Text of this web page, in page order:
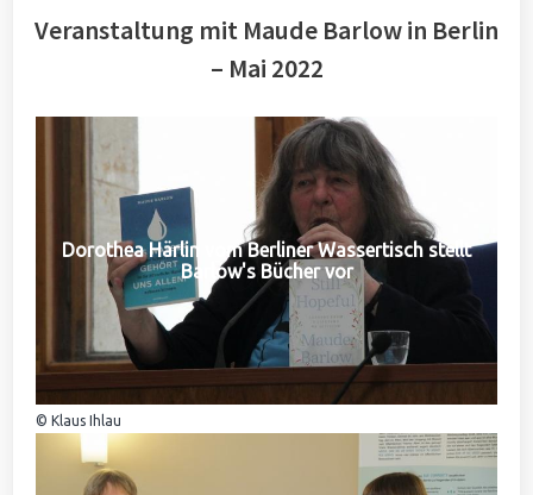
Veranstaltung mit Maude Barlow in Berlin
– Mai 2022
Dorothea Härlin vom Berliner Wassertisch stellt
Barlow's Bücher vor
© Klaus Ihlau